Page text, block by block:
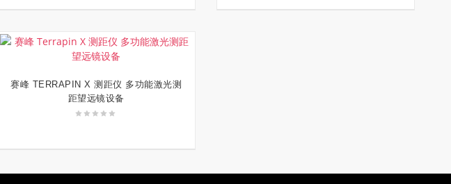
为：
价
为：
为：
价
阅读更多
赛峰 TERRAPIN X 测距仪 多功能激光测
距望远镜设备